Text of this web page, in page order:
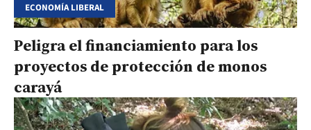
ECONOMÍA LIBERAL
Peligra el financiamiento para los
proyectos de protección de monos
carayá